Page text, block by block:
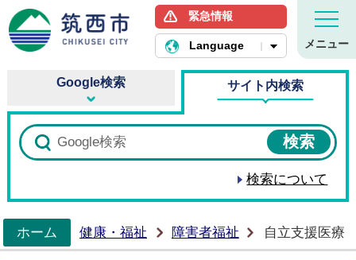
筑西市ホームページ
緊急情報
Language メニュー
Google検索 サイト内検索
検索について
ホーム
健康・福祉 障害者福祉 自立支援医療